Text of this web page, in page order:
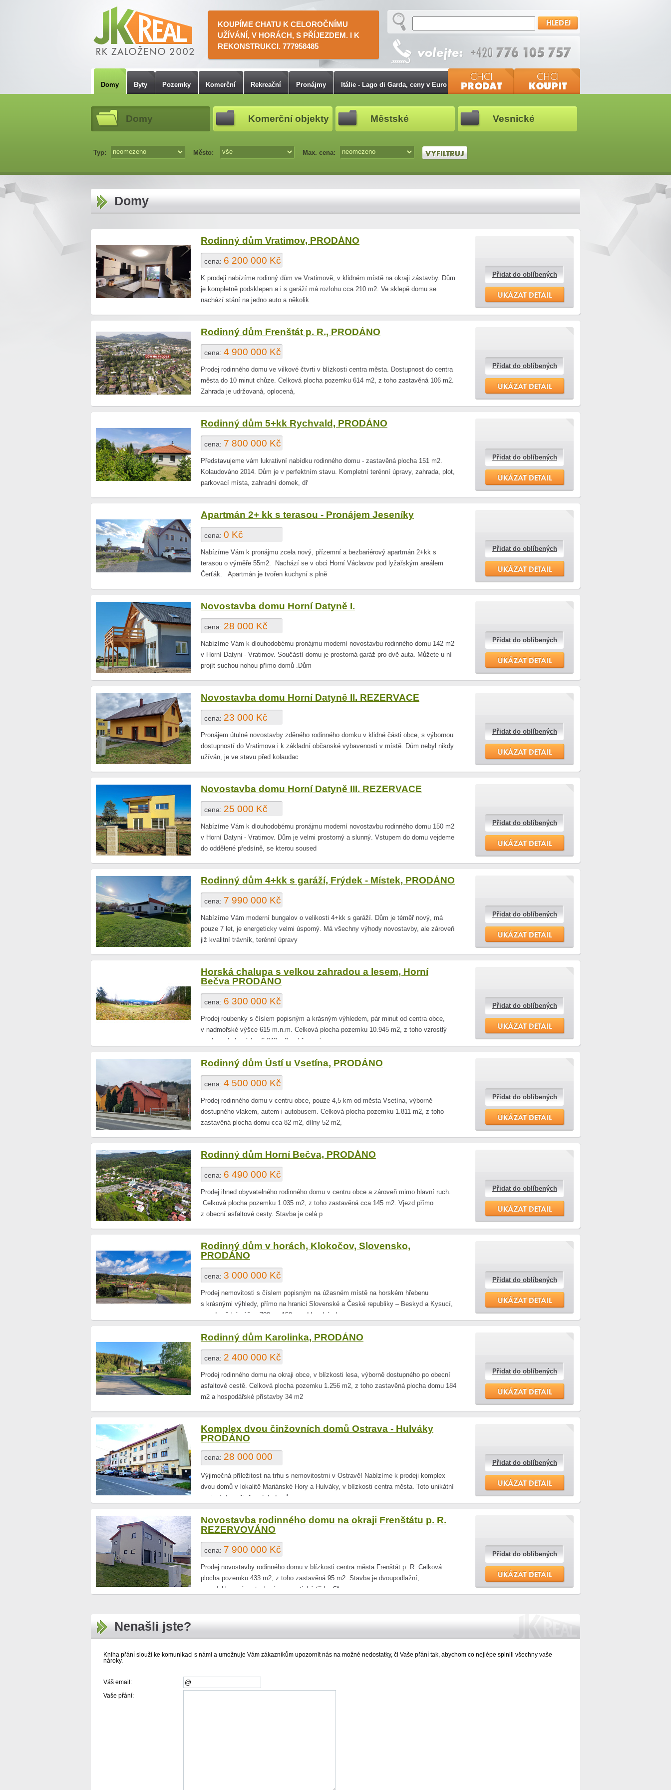
KOUPÍME CHATU K CELOROČNÍMU
UŽÍVÁNÍ, V HORÁCH, S PŘÍJEZDEM. I K
REKONSTRUKCI. 777958485
Domy Byty Pozemky Komerční Rekreační Pronájmy Itálie - Lago di Garda, ceny v Euro
Domy Komerční objekty Městské Vesnické
Typ: Město: Max. cena:
Domy
Rodinný dům Vratimov, PRODÁNO
cena: 6 200 000 Kč
K prodeji nabízíme rodinný dům ve Vratimově, v klidném místě na okraji zástavby. Dům
je kompletně podsklepen a i s garáží má rozlohu cca 210 m2. Ve sklepě domu se
nachází stání na jedno auto a několik
Přidat do oblíbených
Rodinný dům Frenštát p. R., PRODÁNO
cena: 4 900 000 Kč
Prodej rodinného domu ve vilkové čtvrti v blízkosti centra města. Dostupnost do centra
města do 10 minut chůze. Celková plocha pozemku 614 m2, z toho zastavěná 106 m2.
Zahrada je udržovaná, oplocená,
Přidat do oblíbených
Rodinný dům 5+kk Rychvald, PRODÁNO
cena: 7 800 000 Kč
Představujeme vám lukrativní nabídku rodinného domu - zastavěná plocha 151 m2.
Kolaudováno 2014. Dům je v perfektním stavu. Kompletní terénní úpravy, zahrada, plot,
parkovací místa, zahradní domek, dř
Přidat do oblíbených
Apartmán 2+ kk s terasou - Pronájem Jeseníky
cena: 0 Kč
Nabízíme Vám k pronájmu zcela nový, přízemní a bezbariérový apartmán 2+kk s
terasou o výměře 55m2. Nachází se v obci Horní Václavov pod lyžařským areálem
Čerťák. Apartmán je tvořen kuchyní s plně
Přidat do oblíbených
Novostavba domu Horní Datyně I.
cena: 28 000 Kč
Nabízíme Vám k dlouhodobému pronájmu moderní novostavbu rodinného domu 142 m2
v Horní Datyni - Vratimov. Součástí domu je prostorná garáž pro dvě auta. Můžete u ní
projít suchou nohou přímo domů .Dům
Přidat do oblíbených
Novostavba domu Horní Datyně II. REZERVACE
cena: 23 000 Kč
Pronájem útulné novostavby zděného rodinného domku v klidné části obce, s výbornou
dostupností do Vratimova i k základní občanské vybavenosti v místě. Dům nebyl nikdy
užíván, je ve stavu před kolaudac
Přidat do oblíbených
Novostavba domu Horní Datyně III. REZERVACE
cena: 25 000 Kč
Nabízíme Vám k dlouhodobému pronájmu moderní novostavbu rodinného domu 150 m2
v Horní Datyni - Vratimov. Dům je velmi prostorný a slunný. Vstupem do domu vejdeme
do oddělené předsíně, se kterou soused
Přidat do oblíbených
Rodinný dům 4+kk s garáží, Frýdek - Místek, PRODÁNO
cena: 7 990 000 Kč
Nabízíme Vám moderní bungalov o velikosti 4+kk s garáží. Dům je téměř nový, má
pouze 7 let, je energeticky velmi úsporný. Má všechny výhody novostavby, ale zároveň
již kvalitní trávník, terénní úpravy
Přidat do oblíbených
Horská chalupa s velkou zahradou a lesem, Horní
Bečva PRODÁNO
cena: 6 300 000 Kč
Prodej roubenky s číslem popisným a krásným výhledem, pár minut od centra obce,
v nadmořské výšce 615 m.n.m. Celková plocha pozemku 10.945 m2, z toho vzrostlý
smrkovo-bukový les 6.043 m2, udržovaná op
Přidat do oblíbených
Rodinný dům Ústí u Vsetína, PRODÁNO
cena: 4 500 000 Kč
Prodej rodinného domu v centru obce, pouze 4,5 km od města Vsetína, výborně
dostupného vlakem, autem i autobusem. Celková plocha pozemku 1.811 m2, z toho
zastavěná plocha domu cca 82 m2, dílny 52 m2,
Přidat do oblíbených
Rodinný dům Horní Bečva, PRODÁNO
cena: 6 490 000 Kč
Prodej ihned obyvatelného rodinného domu v centru obce a zároveň mimo hlavní ruch.
Celková plocha pozemku 1.035 m2, z toho zastavěná cca 145 m2. Vjezd přímo
z obecní asfaltové cesty. Stavba je celá p
Přidat do oblíbených
Rodinný dům v horách, Klokočov, Slovensko,
PRODÁNO
cena: 3 000 000 Kč
Prodej nemovitosti s číslem popisným na úžasném místě na horském hřebenu
s krásnými výhledy, přímo na hranici Slovenské a České republiky – Beskyd a Kysucí,
v nadmořské výšce 700 m, 150 m od horské ch
Přidat do oblíbených
Rodinný dům Karolinka, PRODÁNO
cena: 2 400 000 Kč
Prodej rodinného domu na okraji obce, v blízkosti lesa, výborně dostupného po obecní
asfaltové cestě. Celková plocha pozemku 1.256 m2, z toho zastavěná plocha domu 184
m2 a hospodářské přístavby 34 m2
Přidat do oblíbených
Komplex dvou činžovních domů Ostrava - Hulváky
PRODÁNO
cena: 28 000 000
Kč
Výjimečná příležitost na trhu s nemovitostmi v Ostravě! Nabízíme k prodeji komplex
dvou domů v lokalitě Mariánské Hory a Hulváky, v blízkosti centra města. Toto unikátní
spojení dvou činžovních domů p
Přidat do oblíbených
Novostavba rodinného domu na okraji Frenštátu p. R.
REZERVOVÁNO
cena: 7 900 000 Kč
Prodej novostavby rodinného domu v blízkosti centra města Frenštát p. R. Celková
plocha pozemku 433 m2, z toho zastavěná 95 m2. Stavba je dvoupodlažní,
nepodsklepená, zateplená, energetická třída „C“.
Přidat do oblíbených
Nenašli jste?
Kniha přání slouží ke komunikaci s námi a umožnuje Vám zákazníkům upozornit nás na možné nedostatky, či Vaše přání tak, abychom co nejlépe splnili všechny vaše
nároky.
Váš email:
Vaše přání: